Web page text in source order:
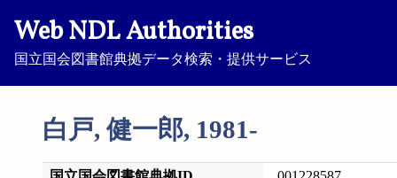
Web NDL Authorities
国立国会図書館典拠データ検索・提供サービス
白戸, 健一郎, 1981-